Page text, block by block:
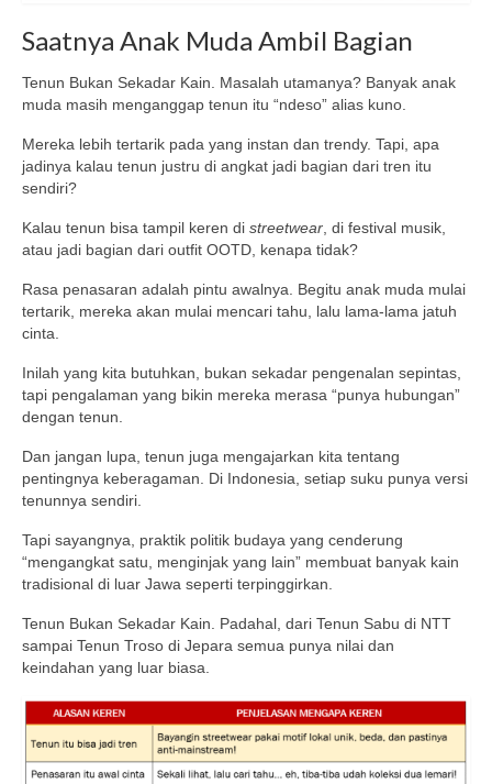
Saatnya Anak Muda Ambil Bagian
Tenun Bukan Sekadar Kain. Masalah utamanya? Banyak anak
muda masih menganggap tenun itu “ndeso” alias kuno.
Mereka lebih tertarik pada yang instan dan trendy. Tapi, apa
jadinya kalau tenun justru di angkat jadi bagian dari tren itu
sendiri?
Kalau tenun bisa tampil keren di streetwear , di festival musik,
atau jadi bagian dari outfit OOTD, kenapa tidak?
Rasa penasaran adalah pintu awalnya. Begitu anak muda mulai
tertarik, mereka akan mulai mencari tahu, lalu lama-lama jatuh
cinta.
Inilah yang kita butuhkan, bukan sekadar pengenalan sepintas,
tapi pengalaman yang bikin mereka merasa “punya hubungan”
dengan tenun.
Dan jangan lupa, tenun juga mengajarkan kita tentang
pentingnya keberagaman. Di Indonesia, setiap suku punya versi
tenunnya sendiri.
Tapi sayangnya, praktik politik budaya yang cenderung
“mengangkat satu, menginjak yang lain” membuat banyak kain
tradisional di luar Jawa seperti terpinggirkan.
Tenun Bukan Sekadar Kain. Padahal, dari Tenun Sabu di NTT
sampai Tenun Troso di Jepara semua punya nilai dan
keindahan yang luar biasa.